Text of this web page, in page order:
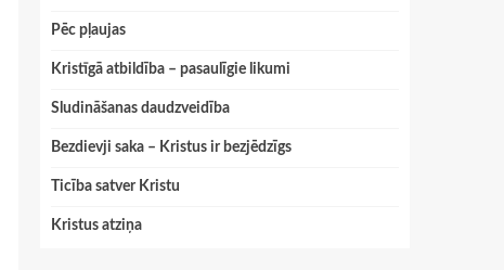
Pēc pļaujas
Kristīgā atbildība – pasaulīgie likumi
Sludināšanas daudzveidība
Bezdievji saka – Kristus ir bezjēdzīgs
Ticība satver Kristu
Kristus atziņa